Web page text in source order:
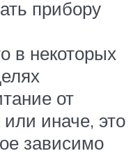
прибору
в некоторых
от
или иначе, это
зависимо